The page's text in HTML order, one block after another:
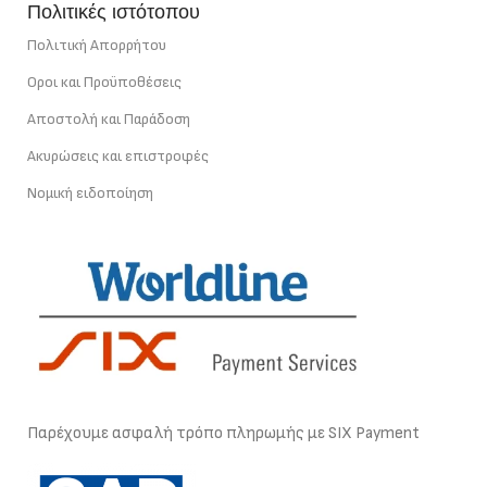
Πολιτικές ιστότοπου
Πολιτική Απορρήτου
Οροι και Προϋποθέσεις
Αποστολή και Παράδοση
Ακυρώσεις και επιστροφές
Νομική ειδοποίηση
Παρέχουμε ασφαλή τρόπο πληρωμής με SIX Payment